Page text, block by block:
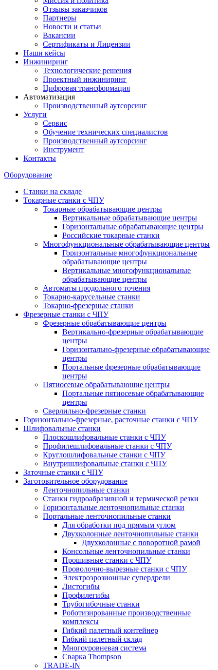
Отзывы заказчиков
Партнеры
Новости и статьи
Вакансии
Сертификаты и Лицензии
Наши кейсы
Инжиниринг
Технологические решения
Проектный инжиниринг
Цифровая трансформация
Автоматизация
Производственный аутсорсинг
Услуги
Сервис
Обучение технических специалистов
Производственный аутсорсинг
Инструмент
Контакты
Оборудование
Станки на складе
Токарные станки с ЧПУ
Токарные обрабатывающие центры
Вертикальные обрабатывающие центры
Горизонтальные обрабатывающие центры
Российские токарные станки
Многофункциональные обрабатывающие центры
Горизонтальные многофункциональные
обрабатывающие центры
Вертикальные многофункциональные
обрабатывающие центры
Автоматы продольного точения
Токарно-карусельные станки
Токарно-фрезерные станки
Фрезерные станки с ЧПУ
Фрезерные обрабатывающие центры
Вертикально-фрезерные обрабатывающие
центры
Горизонтально-фрезерные обрабатывающие
центры
Портальные фрезерные обрабатывающие
центры
Пятиосевые обрабатывающие центры
Портальные пятиосевые обрабатывающие
центры
Сверлильно-фрезерные станки
Горизонтально-фрезерные, расточные станки с ЧПУ
Шлифовальные станки
Плоскошлифовальные станки с ЧПУ
Профилешлифовальные станки с ЧПУ
Круглошлифовальные станки с ЧПУ
Внутришлифовальные станки с ЧПУ
Заточные станки с ЧПУ
Заготовительное оборудование
Ленточнопильные станки
Станки гидроабразивной и термической резки
Горизонтальные ленточнопильные станки
Портальные ленточнопильные станки
Для обработки под прямым углом
Двухколонные ленточнопильные станки
Двухколонные с поворотной рамой
Консольные ленточнопильные станки
Прошивные станки с ЧПУ
Проволочно-вырезные станки с ЧПУ
Электроэрозионные супердрели
Листогибы
Профилегибы
Трубогибочные станки
Роботизированные производственные
комплексы
Гибкий палетный контейнер
Гибкий палетный склад
Многоуровневая система
Сварка Thompson
TRADE-IN